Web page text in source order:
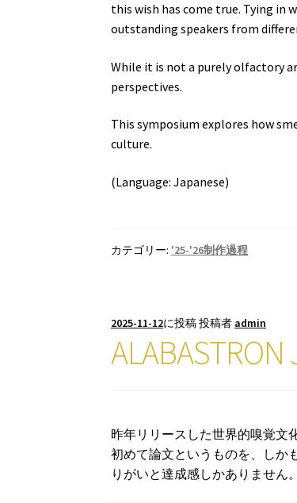
this wish has come true. Tying in
outstanding speakers from
While it is not a purely olfactory
perspectives.
This symposium explores how
culture.
(Language: Japanese)
カテゴリー: '25-'26制作過程
2025-11-12に投稿投稿者 admin
昨年リリースした世界的嗅覚文
初めて論文というものを、しか
りがいと達成感しかありません。